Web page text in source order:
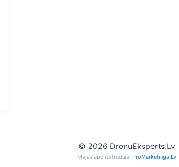
© 2026 DronuEksperts.Lv
Mājaslapu izstrādāja: ProMārketings.Lv